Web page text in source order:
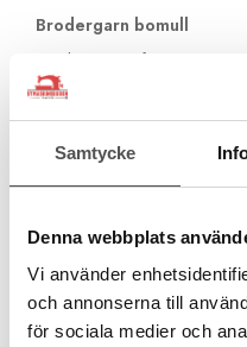
Samtycke
Denna webbplats
Vi använder
och annonserna till
för sociala medier och
Brodergarn bomull
Moulinégarnet från DMC är
frihandsbroderi som till
trådar av bomull med
färgbeständigt.
100% bomull
färgbeständigt